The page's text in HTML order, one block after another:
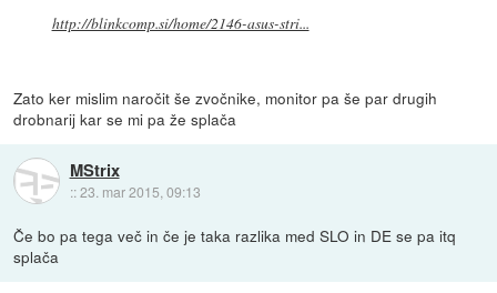
http://blinkcomp.si/home/2146-asus-stri...
Zato ker mislim naročit še zvočnike, monitor pa še par drugih
drobnarij kar se mi pa že splača
MStrix
::23. mar 2015, 09:13
Če bo pa tega več in če je taka razlika med SLO in DE se pa itq
splača